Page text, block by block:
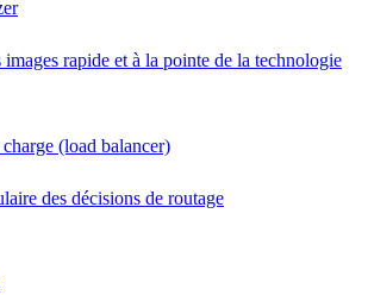
images rapide et à la pointe de la technologie
(load balancer)
des décisions de routage